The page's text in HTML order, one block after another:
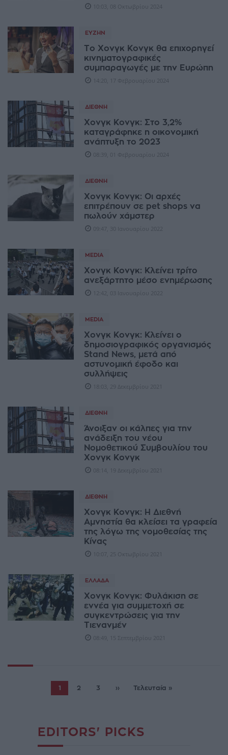
10:03, 08 Οκτωβρίου 2024
ΕΥΖΗΝ
Το Χονγκ Κονγκ θα επιχορηγεί
κινηματογραφικές
συμπαραγωγές με την Ευρώπη
14:20, 17 Φεβρουαρίου 2024
ΔΙΕΘΝΉ
Χονγκ Κονγκ: Στο 3,2%
καταγράφηκε η οικονομική
ανάπτυξη το 2023
08:39, 01 Φεβρουαρίου 2024
ΔΙΕΘΝΉ
Χονγκ Κονγκ: Οι αρχές
επιτρέπουν σε pet shops να
πωλούν χάμστερ
09:47, 30 Ιανουαρίου 2022
MEDIA
Χονγκ Κονγκ: Κλείνει τρίτο
ανεξάρτητο μέσο ενημέρωσης
12:42, 03 Ιανουαρίου 2022
MEDIA
Χονγκ Κονγκ: Κλείνει ο
δημοσιογραφικός οργανισμός
Stand News, μετά από
αστυνομική έφοδο και
συλλήψεις
18:03, 29 Δεκεμβρίου 2021
ΔΙΕΘΝΉ
Άνοιξαν οι κάλπες για την
ανάδειξη του νέου
Νομοθετικού Συμβουλίου του
Χονγκ Κονγκ
08:14, 19 Δεκεμβρίου 2021
ΔΙΕΘΝΉ
Χονγκ Κονγκ: Η Διεθνή
Αμνηστία θα κλείσει τα γραφεία
της λόγω της νομοθεσίας της
Κίνας
10:07, 25 Οκτωβρίου 2021
ΕΛΛΆΔΑ
Χονγκ Κονγκ: Φυλάκιση σε
εννέα για συμμετοχή σε
συγκεντρώσεις για την
Τιενανμέν
08:49, 15 Σεπτεμβρίου 2021
1 2 3 ›› Τελευταία »
EDITORS' PICKS